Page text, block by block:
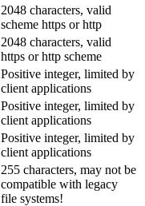
2048 characters, valid
scheme https or http
2048 characters, valid
https or http scheme
Positive integer, limited by
client applications
Positive integer, limited by
client applications
Positive integer, limited by
client applications
255 characters, may not be
compatible with legacy
file systems!